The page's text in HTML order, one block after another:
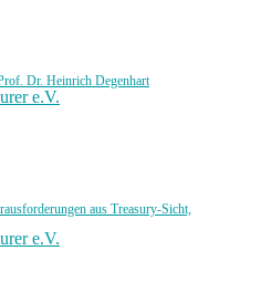
Dr. Heinrich Degenhart
e.V.
aus Treasury-Sicht,
e.V.